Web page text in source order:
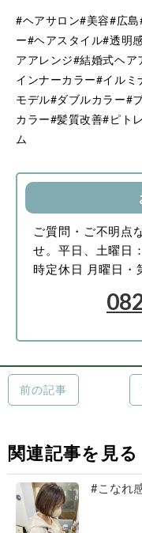
#ヘアサロン#美容#広
ー#ヘアスタイル#透明
アアレンジ#結婚式ヘ
インナーカラー#イル
モデル#ダブルカラー#
カラー#髪質改善#ピト
ム
ご質問・ご不明点
せ。 平日、土曜日
時定休日 月曜日・
前の記事
関連記事を見る
#こなれ